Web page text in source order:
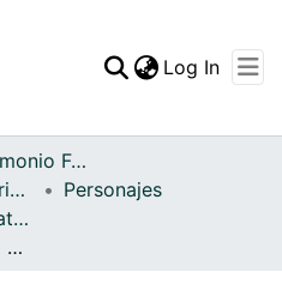
Statistics
Log In
Archivo del Patrimonio Fotográfico y Fílmico del Valle del Cauca
Fondo Fotográfico Diario Occidente
Personajes
FFDO - Personajes - Patrimonial
Homenaje en el CAM a Rodrigo Escobar Navia, alcalde de Cali